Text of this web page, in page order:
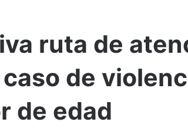
ruta de
de
de edad